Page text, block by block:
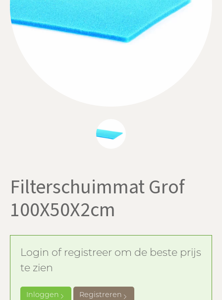
Filterschuimmat Grof
100X50X2cm
Login of registreer om de beste prijs
te zien
Inloggen Registreren